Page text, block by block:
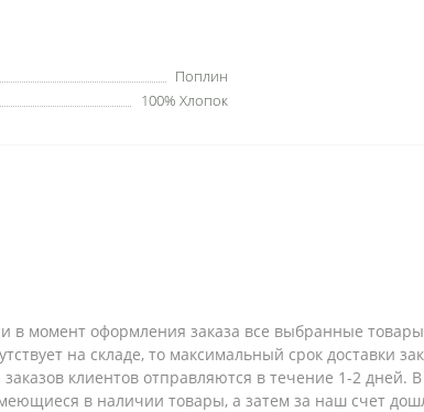
Поплин
100% Хлопок
в момент оформления заказа все выбранные
на складе, то максимальный срок доставки
клиентов отправляются в течение 1-2 дней.
в наличии товары, а затем за наш счет